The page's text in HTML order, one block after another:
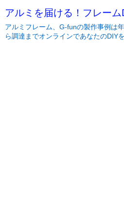
アルミを届ける！フレーム
アルミフレーム、G-funの製作事例は
ら調達までオンラインであなたのDIY